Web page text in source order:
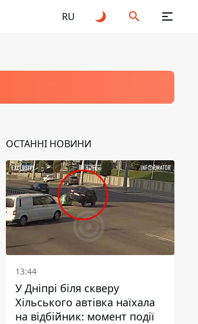
RU
ОСТАННІ НОВИНИ
13:44
У Дніпрі біля скверу
Хільського автівка наїхала
на відбійник: момент події